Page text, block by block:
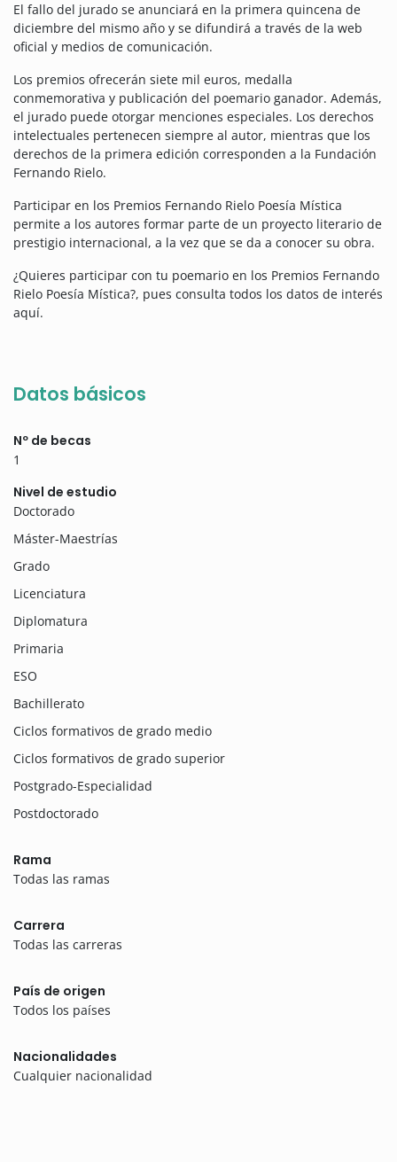
El fallo del jurado se anunciará en la primera quincena de
diciembre del mismo año y se difundirá a través de la web
oficial y medios de comunicación.
Los premios ofrecerán siete mil euros, medalla
conmemorativa y publicación del poemario ganador. Además,
el jurado puede otorgar menciones especiales. Los derechos
intelectuales pertenecen siempre al autor, mientras que los
derechos de la primera edición corresponden a la Fundación
Fernando Rielo.
Participar en los Premios Fernando Rielo Poesía Mística
permite a los autores formar parte de un proyecto literario de
prestigio internacional, a la vez que se da a conocer su obra.
¿Quieres participar con tu poemario en los Premios Fernando
Rielo Poesía Mística?, pues consulta todos los datos de interés
aquí.
Datos básicos
Nº de becas
1
Nivel de estudio
Doctorado
Máster-Maestrías
Grado
Licenciatura
Diplomatura
Primaria
ESO
Bachillerato
Ciclos formativos de grado medio
Ciclos formativos de grado superior
Postgrado-Especialidad
Postdoctorado
Rama
Todas las ramas
Carrera
Todas las carreras
País de origen
Todos los países
Nacionalidades
Cualquier nacionalidad